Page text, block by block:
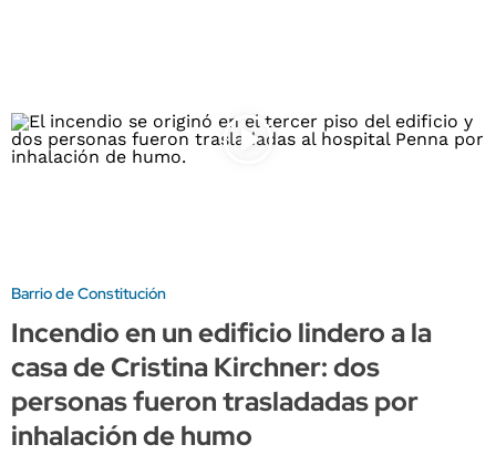
Barrio de Constitución
Incendio en un edificio lindero a la
casa de Cristina Kirchner: dos
personas fueron trasladadas por
inhalación de humo